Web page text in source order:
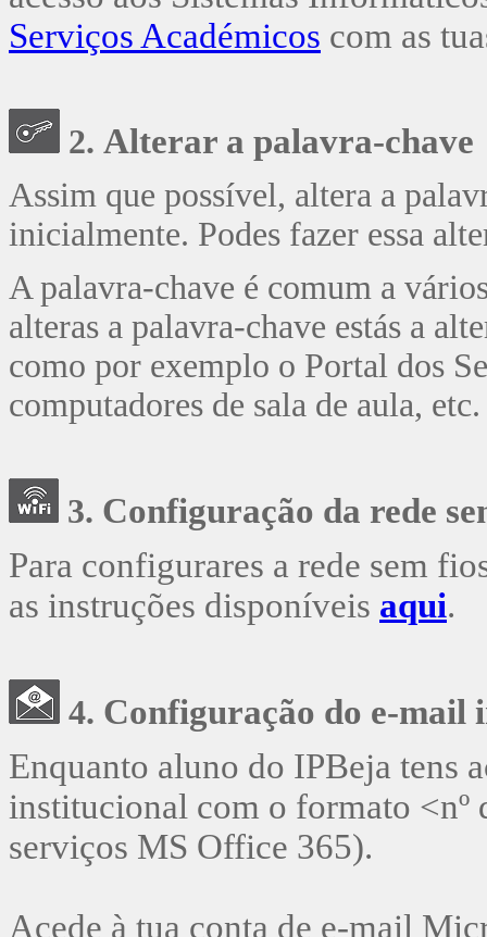
Serviços Académicos com as
2. Alterar a palavra-chave
Assim que possível, altera a
inicialmente. Podes fazer essa
A palavra-chave é comum a
alteras a palavra-chave estás a
como por exemplo o Portal dos
computadores de sala de aula, etc.
3. Configuração da rede
Para configurares a rede sem
as instruções disponíveis aqui.
4. Configuração do e-mail
Enquanto aluno do IPBeja tens
institucional com o formato <nº
serviços MS Office 365).
Acede à tua conta de e-mail